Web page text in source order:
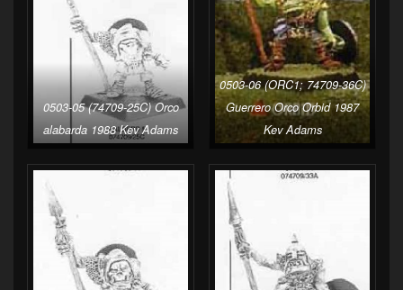
0503-05 (74709-25C) Orco
alabarda 1988 Kev Adams
0503-06 (ORC1; 74709-36C)
Guerrero Orco Orbid 1987
Kev Adams